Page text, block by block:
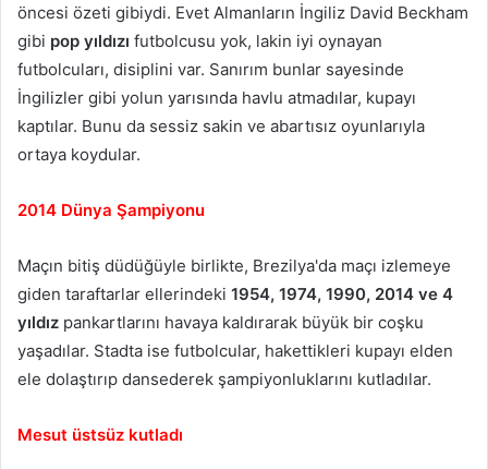
öncesi özeti gibiydi. Evet Almanların İngiliz David Beckham
gibi pop yıldızı futbolcusu yok, lakin iyi oynayan
futbolcuları, disiplini var. Sanırım bunlar sayesinde
İngilizler gibi yolun yarısında havlu atmadılar, kupayı
kaptılar. Bunu da sessiz sakin ve abartısız oyunlarıyla
ortaya koydular.
2014 Dünya Şampiyonu
Maçın bitiş düdüğüyle birlikte, Brezilya'da maçı izlemeye
giden taraftarlar ellerindeki 1954, 1974, 1990, 2014 ve 4
yıldız pankartlarını havaya kaldırarak büyük bir coşku
yaşadılar. Stadta ise futbolcular, hakettikleri kupayı elden
ele dolaştırıp dansederek şampiyonluklarını kutladılar.
Mesut üstsüz kutladı